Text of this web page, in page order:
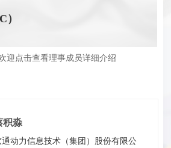
）
迎点击查看理事成员详细介绍
积淼
通动力信息技术（集团）股份有限公